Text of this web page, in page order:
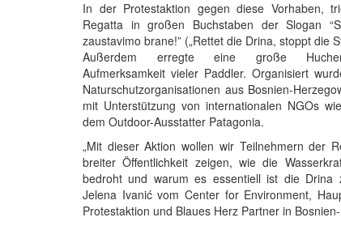
In der Protestaktion gegen diese Vorhaben,
Regatta in großen Buchstaben der Slogan
zaustavimo brane!” („Rettet die Drina, stoppt die
Außerdem erregte eine große
Aufmerksamkeit vieler Paddler. Organisiert
Naturschutzorganisationen aus Bosnien-
mit Unterstützung von internationalen NGOs
dem Outdoor-Ausstatter Patagonia.
„Mit dieser Aktion wollen wir Teilnehmern der
breiter Öffentlichkeit zeigen, wie die
bedroht und warum es essentiell ist die Drina
Jelena Ivanić vom Center for Environment,
Protestaktion und Blaues Herz Partner in